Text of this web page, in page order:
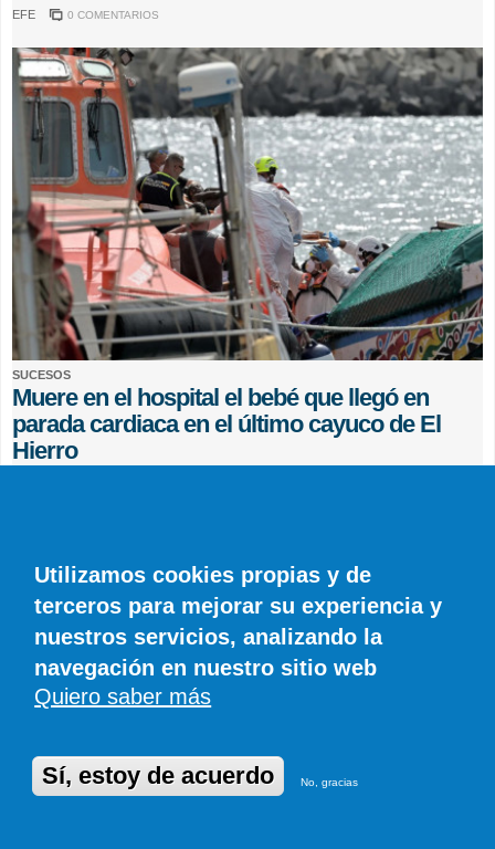
EFE 0 COMENTARIOS
SUCESOS
Muere en el hospital el bebé que llegó en
parada cardiaca en el último cayuco de El
Hierro
© SIROCO INFORMACIÓN SL | Tel. 828 081 655 | Móvil y WhatsApp 606 845
886 |info@diariodelanzarote.com
Publicidad
Aviso legal| Política de cookies
Desarrollado en Drupal por Suomitech
Utilizamos cookies propias y de
terceros para mejorar su experiencia y
nuestros servicios, analizando la
navegación en nuestro sitio web
Quiero saber más
Sí, estoy de acuerdo No, gracias